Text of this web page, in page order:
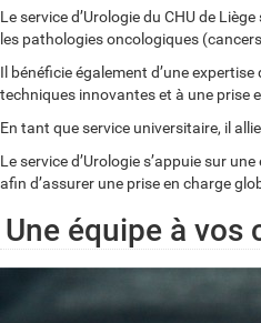
Le service d’Urologie du CHU de
les pathologies oncologiques
Il bénéficie également d’une
techniques innovantes et à une prise
En tant que service universitaire, il
Le service d’Urologie s’appuie sur
afin d’assurer une prise en charge
Une équipe à